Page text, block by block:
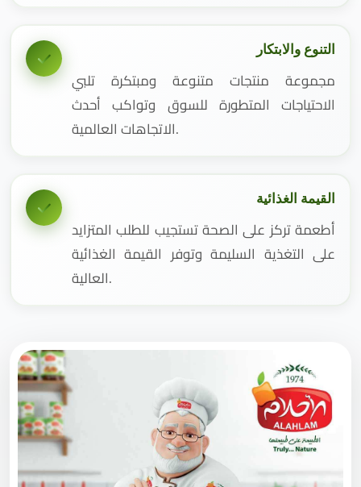
التنوع والابتكار
مجموعة منتجات متنوعة ومبتكرة تلبي
الاحتياجات المتطورة للسوق وتواكب أحدث
الاتجاهات العالمية.
القيمة الغذائية
أطعمة تركز على الصحة تستجيب للطلب المتزايد
على التغذية السليمة وتوفر القيمة الغذائية
العالية.